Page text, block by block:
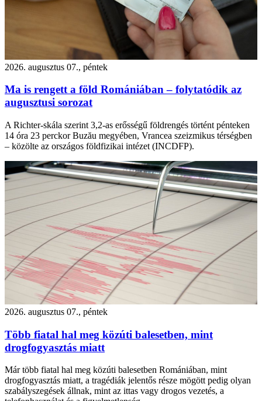
2026. augusztus 07., péntek
Ma is rengett a föld Romániában – folytatódik az
augusztusi sorozat
A Richter-skála szerint 3,2-as erősségű földrengés történt pénteken
14 óra 23 perckor Buzău megyében, Vrancea szeizmikus térségben
– közölte az országos földfizikai intézet (INCDFP).
2026. augusztus 07., péntek
Több fiatal hal meg közúti balesetben, mint
drogfogyasztás miatt
Már több fiatal hal meg közúti balesetben Romániában, mint
drogfogyasztás miatt, a tragédiák jelentős része mögött pedig olyan
szabályszegések állnak, mint az ittas vagy drogos vezetés, a